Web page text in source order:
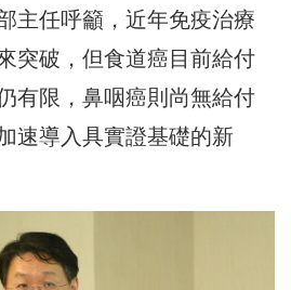
主任呼籲，近年免疫治療
突破，但食道癌目前給付
有限，鼻咽癌則尚無給付
速導入具實證基礎的新